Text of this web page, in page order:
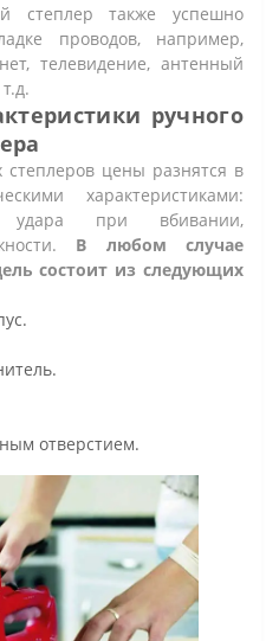
степлер также успешно
проводов, например,
телевидение, антенный
ручного
цены разнятся в
характеристиками:
при вбивании,
В любом случае
состоит из следующих
отверстием.